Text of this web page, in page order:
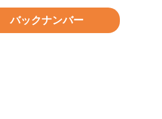
バックナンバー